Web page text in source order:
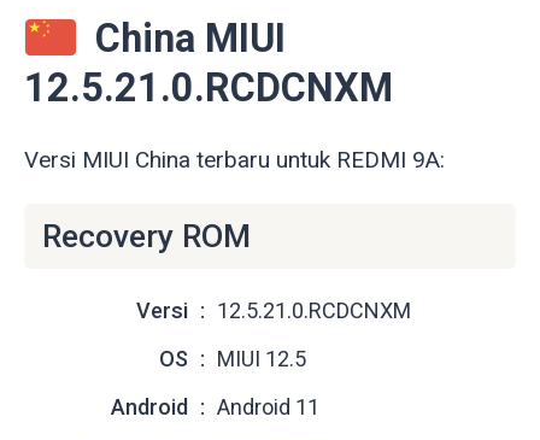
China MIUI
12.5.21.0.RCDCNXM
Versi MIUI China terbaru untuk REDMI 9A:
Recovery ROM
Versi
12.5.21.0.RCDCNXM
OS
MIUI 12.5
Android
Android 11